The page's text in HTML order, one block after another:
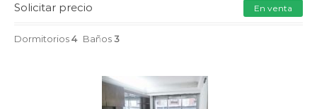
Solicitar precio En venta
Dormitorios4 Baños3